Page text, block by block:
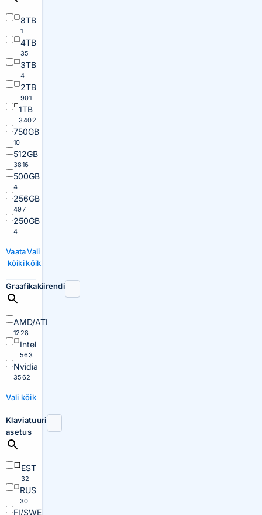
8TB
1
4TB
35
3TB
4
2TB
901
1TB
3402
750GB
10
512GB
3816
500GB
4
256GB
497
250GB
4
Vaata
kõiki
Vali
kõik
Graafikakiirendi
AMD/ATI
1228
Intel
563
Nvidia
3562
Vali kõik
Klaviatuuri
asetus
EST
32
RUS
30
FI/SWE